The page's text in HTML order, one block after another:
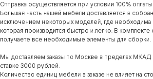
Отправка осуществляется при условии 100%
Большая часть нашей мебели доставляется в
исключением некоторых моделей, где необходима
которая производится быстро и легко. В
получаете все необходимые элементы для сборки.
Мы доставляем заказы по Москве в пределах МКАД
ставке 3000 рублей.
Количество единиц мебели в заказе не влияет на